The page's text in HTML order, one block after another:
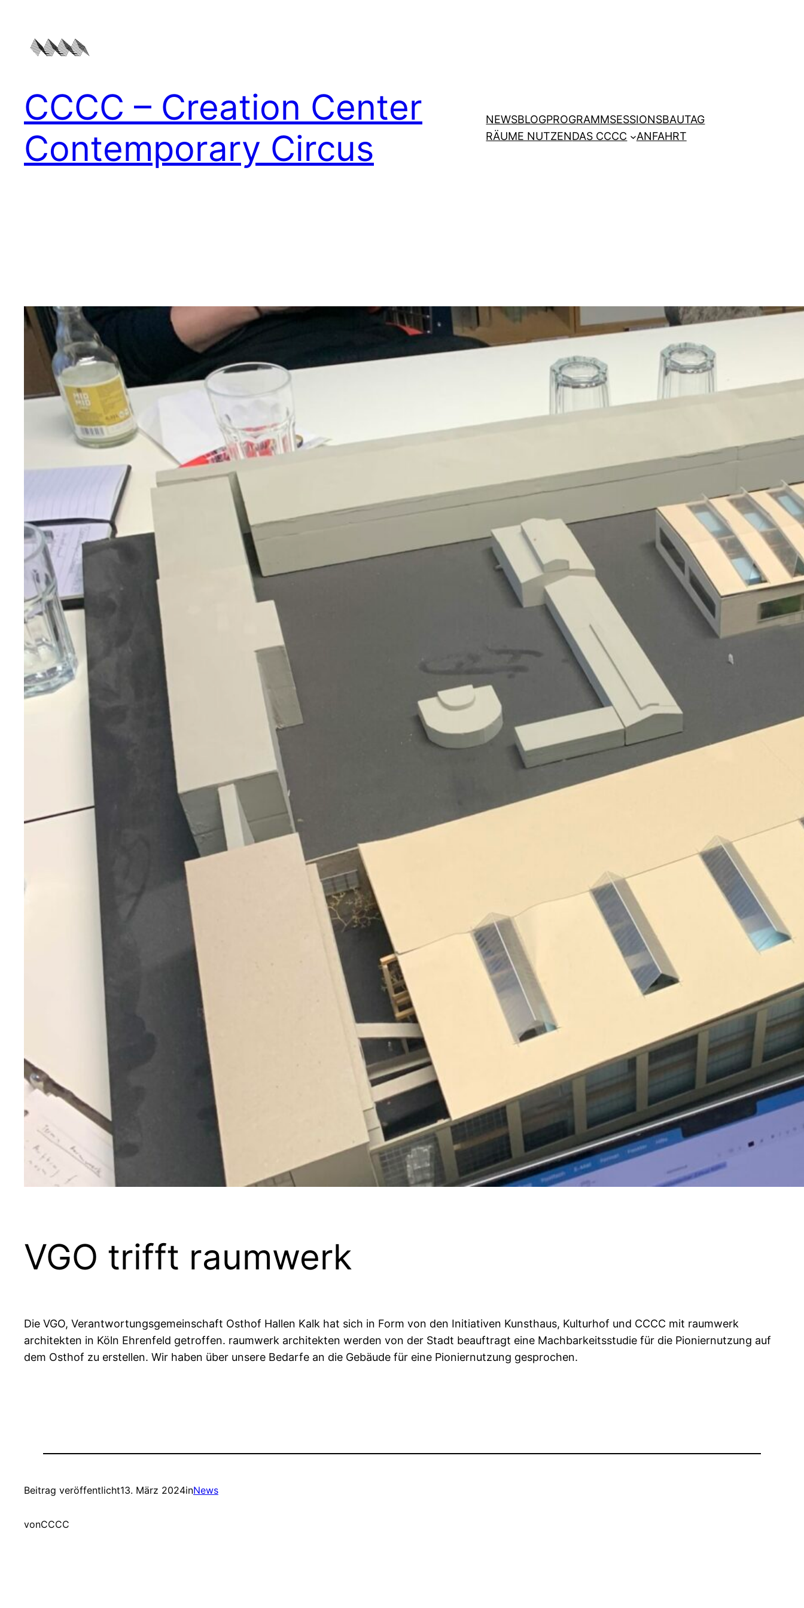
springen
CCCC – Creation Center
Contemporary Circus
NEWSBLOGPROGRAMMSESSIONSBAUTAG
RÄUME NUTZENDAS CCCC ANFAHRT
VGO trifft raumwerk
Die VGO, Verantwortungsgemeinschaft Osthof Hallen Kalk hat sich in Form von den Initiativen Kunsthaus, Kulturhof und CCCC mit raumwerk
architekten in Köln Ehrenfeld getroffen. raumwerk architekten werden von der Stadt beauftragt eine Machbarkeitsstudie für die Pioniernutzung auf
dem Osthof zu erstellen. Wir haben über unsere Bedarfe an die Gebäude für eine Pioniernutzung gesprochen.
Beitrag veröffentlicht13. März 2024inNews
vonCCCC